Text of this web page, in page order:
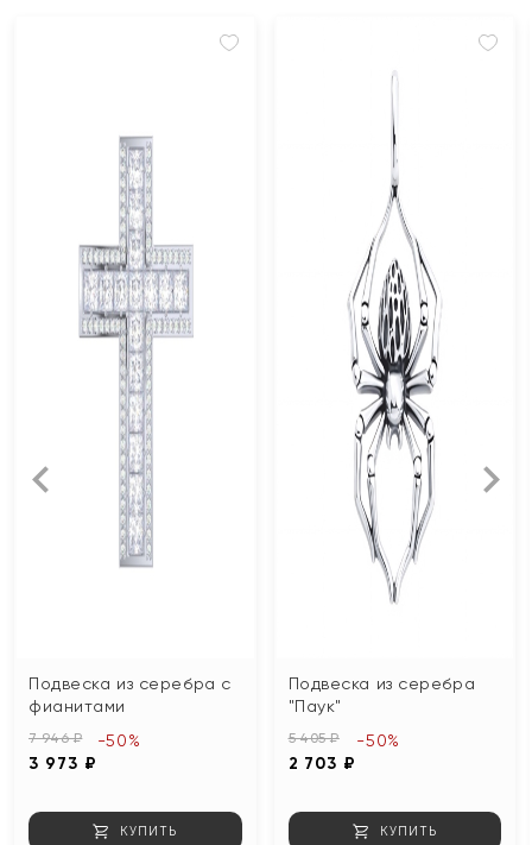
Подвеска из серебра с
фианитами
7 946 ₽
3 973 ₽
-50%
КУПИТЬ
Подвеска из серебра
"Паук"
5 405 ₽
2 703 ₽
-50%
КУПИТЬ